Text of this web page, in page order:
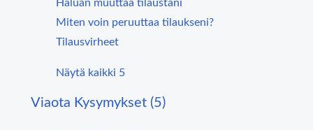
Haluan muuttaa tilaustani
Miten voin peruuttaa tilaukseni?
Tilausvirheet
Näytä kaikki 5
Viaota Kysymykset (5)